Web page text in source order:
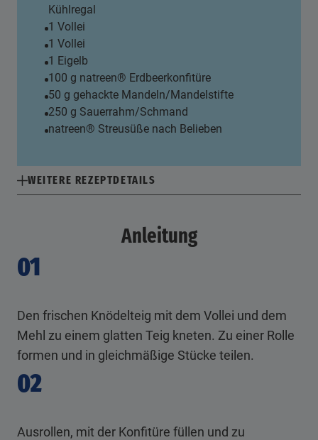
Kühlregal
1 Vollei
1 Vollei
1 Eigelb
100 g natreen® Erdbeerkonfitüre
50 g gehackte Mandeln/Mandelstifte
250 g Sauerrahm/Schmand
natreen® Streusüße nach Belieben
WEITERE REZEPTDETAILS
Anleitung
01
Den frischen Knödelteig mit dem Vollei und dem
Mehl zu einem glatten Teig kneten. Zu einer Rolle
formen und in gleichmäßige Stücke teilen.
02
Ausrollen, mit der Konfitüre füllen und zu